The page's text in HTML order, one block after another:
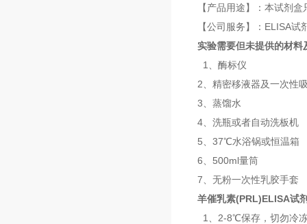
【产品用途】：本试剂
【公司服务】：ELISA
实验需要但未提供的材料
1、酶标仪
2、精密移液器及一次性
3、蒸馏水
4、洗瓶或者自动洗板机
5、37℃水浴锅或恒温箱
6、500ml量筒
7、无粉一次性乳胶手套
羊催乳素(PRL)ELISA试
1、2-8℃保存，切勿冷